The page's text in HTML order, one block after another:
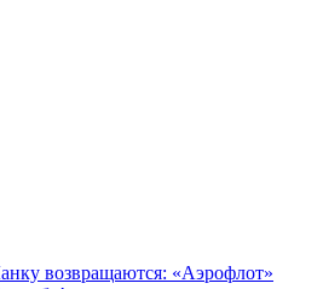
возвращаются: «Аэрофлот»